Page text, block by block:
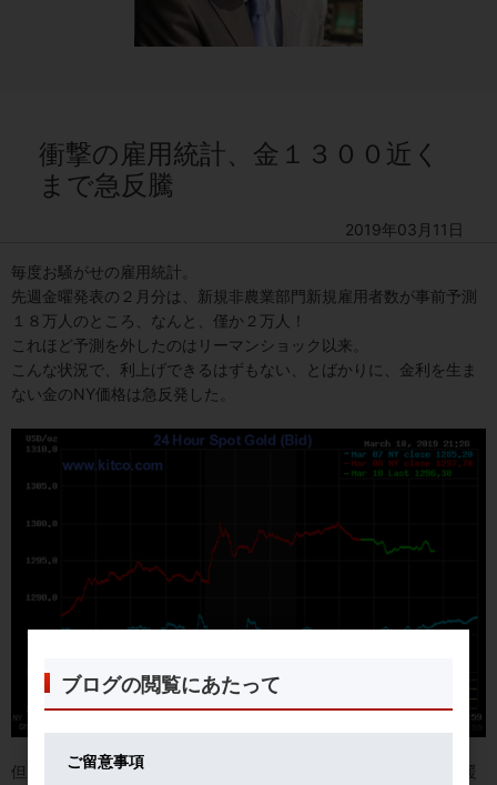
衝撃の雇用統計、金１３００近く
まで急反騰
2019年03月11日
毎度お騒がせの雇用統計。
先週金曜発表の２月分は、新規非農業部門新規雇用者数が事前予測
１８万人のところ、なんと、僅か２万人！
これほど予測を外したのはリーマンショック以来。
こんな状況で、利上げできるはずもない、とばかりに、金利を生ま
ない金のNY価格は急反発した。
但し、この新規雇用者激減は一時的要因によるもの。政府閉鎖、暖
ブログの閲覧にあたって
ご留意事項